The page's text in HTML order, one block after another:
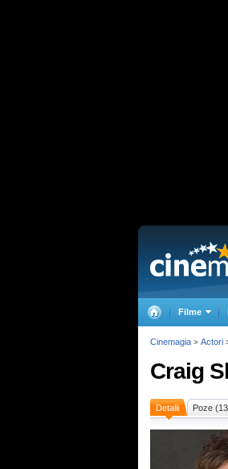
Filme
Craig
Detalii Poze
Cinemagia > Actori